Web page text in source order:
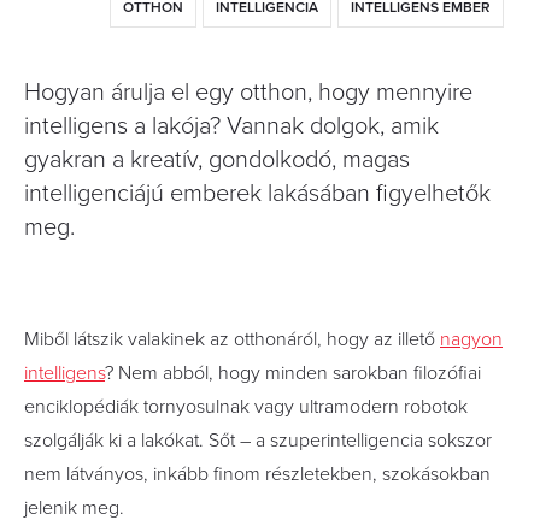
OTTHON INTELLIGENCIA INTELLIGENS EMBER
Hogyan árulja el egy otthon, hogy mennyire
intelligens a lakója? Vannak dolgok, amik
gyakran a kreatív, gondolkodó, magas
intelligenciájú emberek lakásában figyelhetők
meg.
Miből látszik valakinek az otthonáról, hogy az illető nagyon
intelligens? Nem abból, hogy minden sarokban filozófiai
enciklopédiák tornyosulnak vagy ultramodern robotok
szolgálják ki a lakókat. Sőt – a szuperintelligencia sokszor
nem látványos, inkább finom részletekben, szokásokban
jelenik meg.